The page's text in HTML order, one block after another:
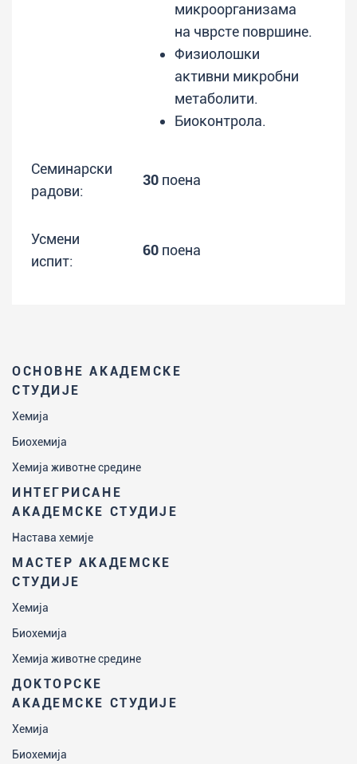
ОСНОВНЕ АКАДЕМСКЕ
СТУДИЈЕ
Хемија
Биохемија
Хемија животне средине
ИНТЕГРИСАНЕ
АКАДЕМСКЕ СТУДИЈЕ
Настава хемије
МАСТЕР АКАДЕМСКЕ
СТУДИЈЕ
Хемија
Биохемија
Хемија животне средине
ДОКТОРСКЕ
АКАДЕМСКЕ СТУДИЈЕ
Хемија
Биохемија
микроорганизама
на чврсте површине.
Физиолошки
активни микробни
метаболити.
Биоконтрола.
Семинарски
радови:
30 поена
Усмени
испит:
60 поена